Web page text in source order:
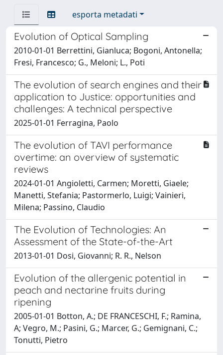
esporta metadati
Evolution of Optical Sampling
2010-01-01 Berrettini, Gianluca; Bogoni, Antonella;
Fresi, Francesco; G., Meloni; L., Poti
The evolution of search engines and their
application to Justice: opportunities and
challenges: A technical perspective
2025-01-01 Ferragina, Paolo
The evolution of TAVI performance
overtime: an overview of systematic
reviews
2024-01-01 Angioletti, Carmen; Moretti, Giaele;
Manetti, Stefania; Pastormerlo, Luigi; Vainieri,
Milena; Passino, Claudio
The Evolution of Technologies: An
Assessment of the State-of-the-Art
2013-01-01 Dosi, Giovanni; R. R., Nelson
Evolution of the allergenic potential in
peach and nectarine fruits during
ripening
2005-01-01 Botton, A.; DE FRANCESCHI, F.; Ramina,
A; Vegro, M.; Pasini, G.; Marcer, G.; Gemignani, C.;
Tonutti, Pietro